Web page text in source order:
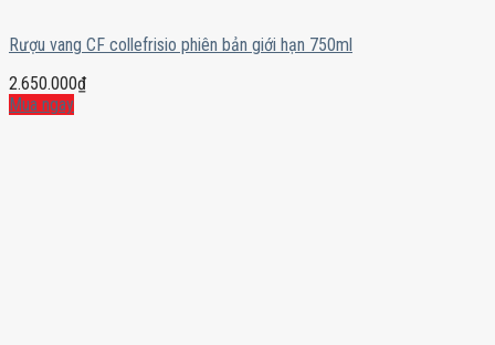
Rượu vang CF collefrisio phiên bản giới hạn 750ml
2.650.000₫
Mua ngay